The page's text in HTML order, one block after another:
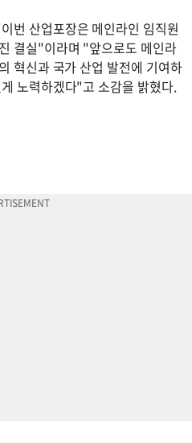
번 산업포장은 메인라인 임직원
결실"이라며 "앞으로도 메인라
혁신과 국가 산업 발전에 기여하
노력하겠다"고 소감을 밝혔다.